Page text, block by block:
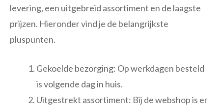
levering, een uitgebreid assortiment en de laagste
prijzen. Hieronder vind je de belangrijkste
pluspunten.
Gekoelde bezorging: Op werkdagen besteld
is volgende dag in huis.
Uitgestrekt assortiment: Bij de webshop is er